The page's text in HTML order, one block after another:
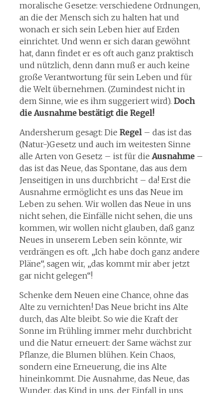
moralische Gesetze: verschiedene Ordnungen,
an die der Mensch sich zu halten hat und
wonach er sich sein Leben hier auf Erden
einrichtet. Und wenn er sich daran gewöhnt
hat, dann findet er es oft auch ganz praktisch
und nützlich, denn dann muß er auch keine
große Verantwortung für sein Leben und für
die Welt übernehmen. (Zumindest nicht in
dem Sinne, wie es ihm suggeriert wird). Doch
die Ausnahme bestätigt die Regel!
Andersherum gesagt: Die Regel– das ist das
(Natur-)Gesetz und auch im weitesten Sinne
alle Arten von Gesetz – ist für die Ausnahme–
das ist das Neue, das Spontane, das aus dem
Jenseitigen in uns durchbricht – da! Erst die
Ausnahme ermöglicht es uns das Neue im
Leben zu sehen. Wir wollen das Neue in uns
nicht sehen, die Einfälle nicht sehen, die uns
kommen, wir wollen nicht glauben, daß ganz
Neues in unserem Leben sein könnte, wir
verdrängen es oft. „Ich habe doch ganz andere
Pläne“, sagen wir, „das kommt mir aber jetzt
gar nicht gelegen“!
Schenke dem Neuen eine Chance, ohne das
Alte zu vernichten! Das Neue bricht ins Alte
durch, das Alte bleibt. So wie die Kraft der
Sonne im Frühling immer mehr durchbricht
und die Natur erneuert: der Same wächst zur
Pflanze, die Blumen blühen. Kein Chaos,
sondern eine Erneuerung, die ins Alte
hineinkommt. Die Ausnahme, das Neue, das
Wunder, das Kind in uns, der Einfall in uns